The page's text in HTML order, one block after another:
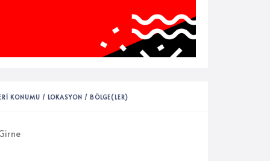
KONUMU / LOKASYON / BÖLGE(LER)